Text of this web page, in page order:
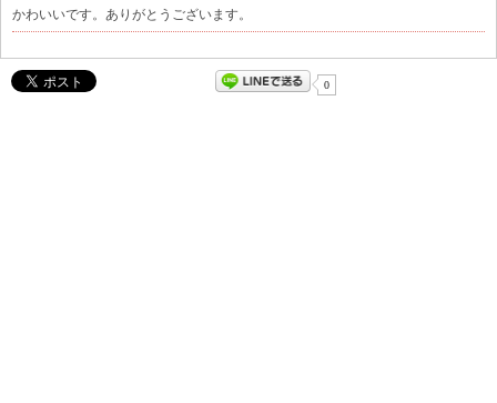
かわいいです。ありがとうございます。
0